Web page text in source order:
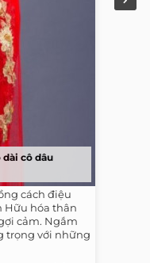
dài cô dâu
cách điệu
Hữu hóa thân
cảm. Ngắm
trọng với những